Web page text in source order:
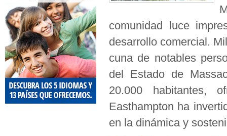
comunidad luce
desarrollo comercial.
cuna de notables
del Estado de
20.000 habitantes,
Easthampton ha
en la dinámica y